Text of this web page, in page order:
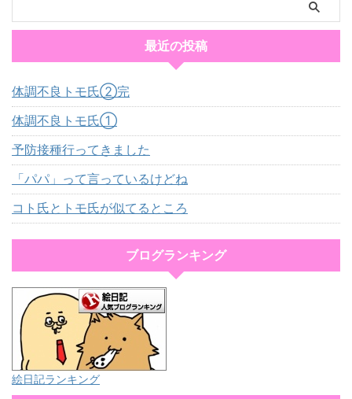
最近の投稿
体調不良トモ氏②完
体調不良トモ氏①
予防接種行ってきました
「パパ」って言っているけどね
コト氏とトモ氏が似てるところ
ブログランキング
絵日記ランキング